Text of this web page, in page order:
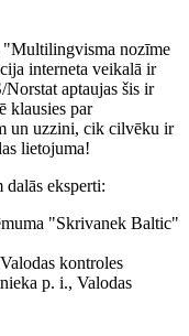
"Multilingvisma nozīme
interneta veikalā ir
aptaujas šis ir
klausies par
un uzzini, cik cilvēku ir
lietojuma!
eksperti:
"Skrivanek Baltic"
kontroles
p. i., Valodas